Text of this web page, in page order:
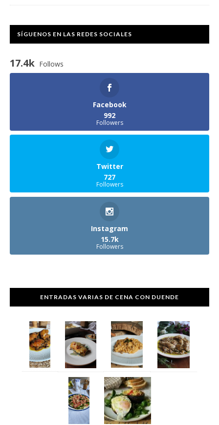
SÍGUENOS EN LAS REDES SOCIALES
17.4k Follows
Facebook
992
Followers
Twitter
727
Followers
Instagram
15.7k
Followers
ENTRADAS VARIAS DE CENA CON DUENDE